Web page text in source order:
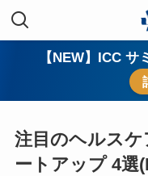
【NEW】ICC
注目のヘルス
ートアップ 4選